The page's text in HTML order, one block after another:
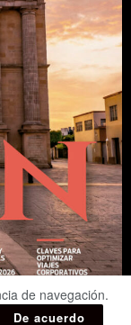
de navegación.
De acuerdo